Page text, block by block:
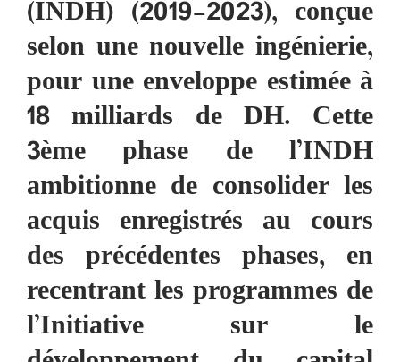
(INDH) (2019-2023), conçue
selon une nouvelle ingénierie,
pour une enveloppe estimée à
18 milliards de DH. Cette
3ème phase de l’INDH
ambitionne de consolider les
acquis enregistrés au cours
des précédentes phases, en
recentrant les programmes de
l’Initiative sur le